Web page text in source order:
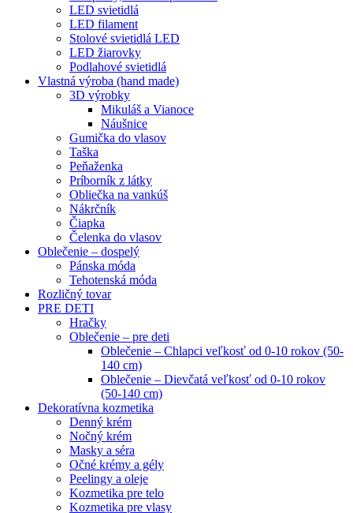
LED svietidlá
LED filament
Stolové svietidlá LED
LED žiarovky
Podlahové svietidlá
Vlastná výroba (hand made)
3D výrobky
Mikuláš a Vianoce
Náušnice
Gumička do vlasov
Taška
Peňaženka
Príborník z látky
Obliečka na vankúš
Nákrčník
Čiapka
Čelenka do vlasov
Oblečenie – dospelý
Pánska móda
Tehotenská móda
Rozličný tovar
PRE DETI
Hračky
Oblečenie – pre deti
Oblečenie – Chlapci veľkosť od 0-10 rokov (50-
140 cm)
Oblečenie – Dievčatá veľkosť od 0-10 rokov
(50-140 cm)
Dekoratívna kozmetika
Denný krém
Nočný krém
Masky a séra
Očné krémy a gély
Peelingy a oleje
Kozmetika pre telo
Kozmetika pre vlasy